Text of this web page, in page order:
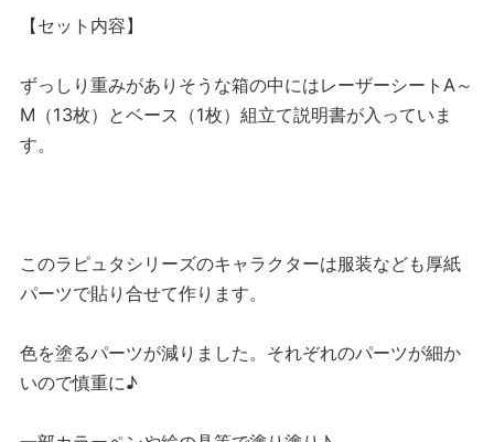
【セット内容】
ずっしり重みがありそうな箱の中にはレーザーシートA～
M（13枚）とベース（1枚）組立て説明書が入っていま
す。
このラピュタシリーズのキャラクターは服装なども厚紙
パーツで貼り合せて作ります。
色を塗るパーツが減りました。それぞれのパーツが細か
いので慎重に♪